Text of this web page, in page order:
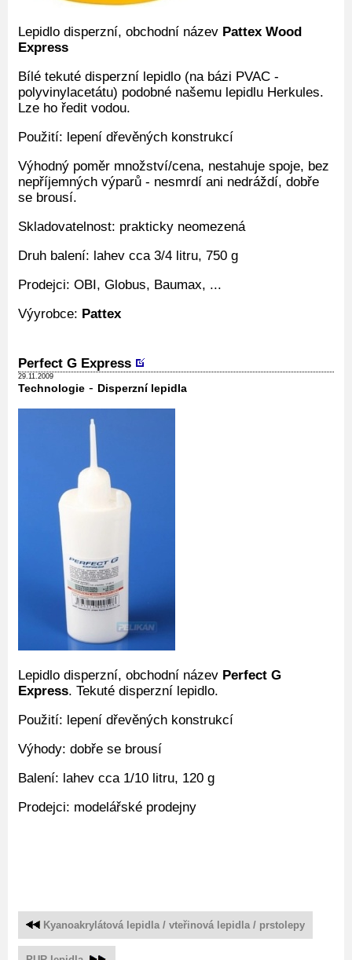
Lepidlo disperzní, obchodní název Pattex Wood
Express
Bílé tekuté disperzní lepidlo (na bázi PVAC -
polyvinylacetátu) podobné našemu lepidlu Herkules.
Lze ho ředit vodou.
Použití: lepení dřevěných konstrukcí
Výhodný poměr množství/cena, nestahuje spoje, bez
nepříjemných výparů - nesmrdí ani nedráždí, dobře
se brousí.
Skladovatelnost: prakticky neomezená
Druh balení: lahev cca 3/4 litru, 750 g
Prodejci: OBI, Globus, Baumax, ...
Výyrobce: Pattex
Perfect G Express
29.11.2009
Technologie - Disperzní lepidla
Lepidlo disperzní, obchodní název Perfect G
Express. Tekuté disperzní lepidlo.
Použití: lepení dřevěných konstrukcí
Výhody: dobře se brousí
Balení: lahev cca 1/10 litru, 120 g
Prodejci: modelářské prodejny
Kyanoakrylátová lepidla / vteřinová lepidla / prstolepy